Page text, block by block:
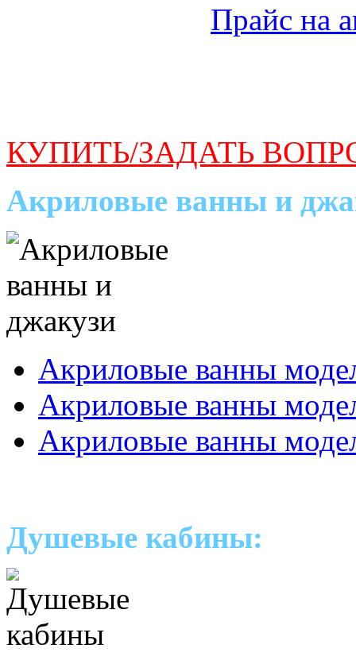
Прайс на
КУПИТЬ/ЗАДАТЬ
Акриловые ванны и
Акриловые ванны
Акриловые ванны
Акриловые ванны
Душевые кабины: